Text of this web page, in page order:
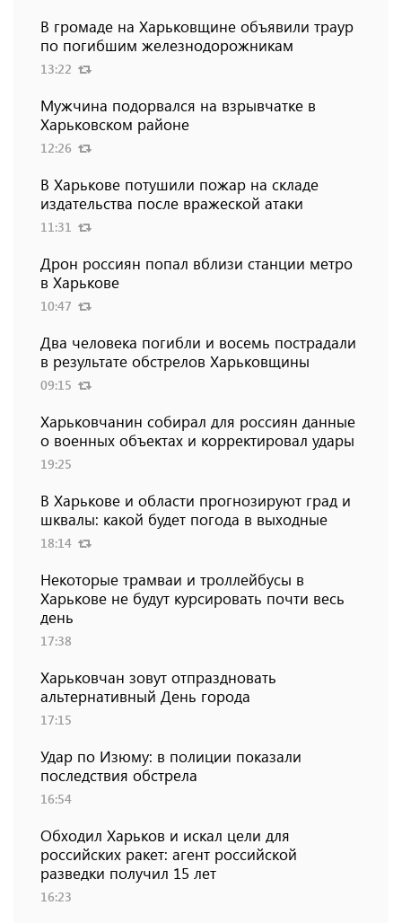
В громаде на Харьковщине объявили траур
по погибшим железнодорожникам
13:22
Мужчина подорвался на взрывчатке в
Харьковском районе
12:26
В Харькове потушили пожар на складе
издательства после вражеской атаки
11:31
Дрон россиян попал вблизи станции метро
в Харькове
10:47
Два человека погибли и восемь пострадали
в результате обстрелов Харьковщины
09:15
Харьковчанин собирал для россиян данные
о военных объектах и ​​корректировал удары
19:25
В Харькове и области прогнозируют град и
шквалы: какой будет погода в выходные
18:14
Некоторые трамваи и троллейбусы в
Харькове не будут курсировать почти весь
день
17:38
Харьковчан зовут отпраздновать
альтернативный День города
17:15
Удар по Изюму: в полиции показали
последствия обстрела
16:54
Обходил Харьков и искал цели для
российских ракет: агент российской
разведки получил 15 лет
16:23